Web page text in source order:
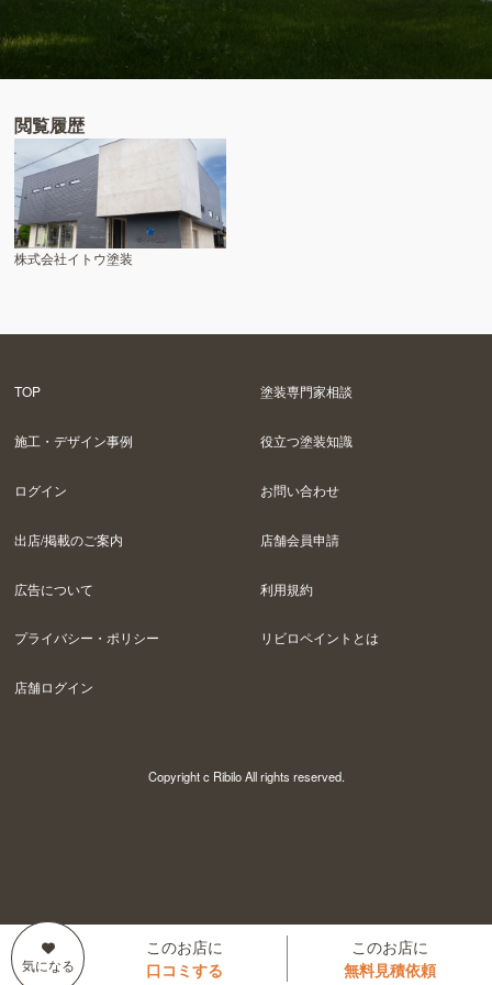
このお店に
口コミする
このお店に
無料見積依頼
閲覧履歴
株式会社イトウ塗装
TOP 塗装専門家相談
施工・デザイン事例 役立つ塗装知識
ログイン お問い合わせ
出店/掲載のご案内 店舗会員申請
広告について 利用規約
プライバシー・ポリシー リビロペイントとは
店舗ログイン
Copyright c Ribilo All rights reserved.